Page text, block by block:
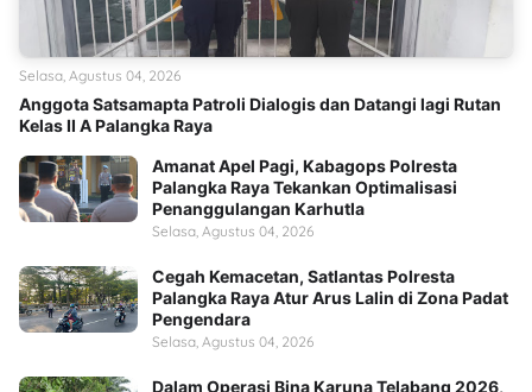
Anggota Satsamapta Patroli Dialogis dan Datangi lagi Rutan
Kelas II A Palangka Raya
Selasa, Agustus 04, 2026
Amanat Apel Pagi, Kabagops Polresta
Palangka Raya Tekankan Optimalisasi
Penanggulangan Karhutla
Selasa, Agustus 04, 2026
Cegah Kemacetan, Satlantas Polresta
Palangka Raya Atur Arus Lalin di Zona Padat
Pengendara
Selasa, Agustus 04, 2026
Dalam Operasi Bina Karuna Telabang 2026,